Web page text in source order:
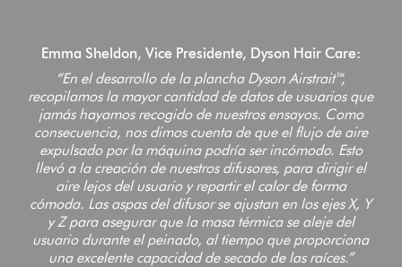
Emma Sheldon, Vice Presidente, Dyson Hair Care:
“En el desarrollo de la plancha Dyson Airstrait™,
recopilamos la mayor cantidad de datos de usuarios que
jamás hayamos recogido de nuestros ensayos. Como
consecuencia, nos dimos cuenta de que el flujo de aire
expulsado por la máquina podría ser incómodo. Esto
llevó a la creación de nuestros difusores, para dirigir el
aire lejos del usuario y repartir el calor de forma
cómoda. Las aspas del difusor se ajustan en los ejes X, Y
y Z para asegurar que la masa térmica se aleje del
usuario durante el peinado, al tiempo que proporciona
una excelente capacidad de secado de las raíces.”